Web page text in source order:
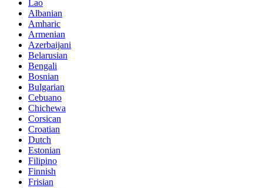
Lao
Albanian
Amharic
Armenian
Azerbaijani
Belarusian
Bengali
Bosnian
Bulgarian
Cebuano
Chichewa
Corsican
Croatian
Dutch
Estonian
Filipino
Finnish
Frisian